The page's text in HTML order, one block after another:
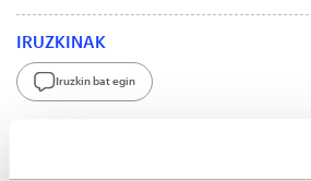
IRUZKINAK
Iruzkin bat egin